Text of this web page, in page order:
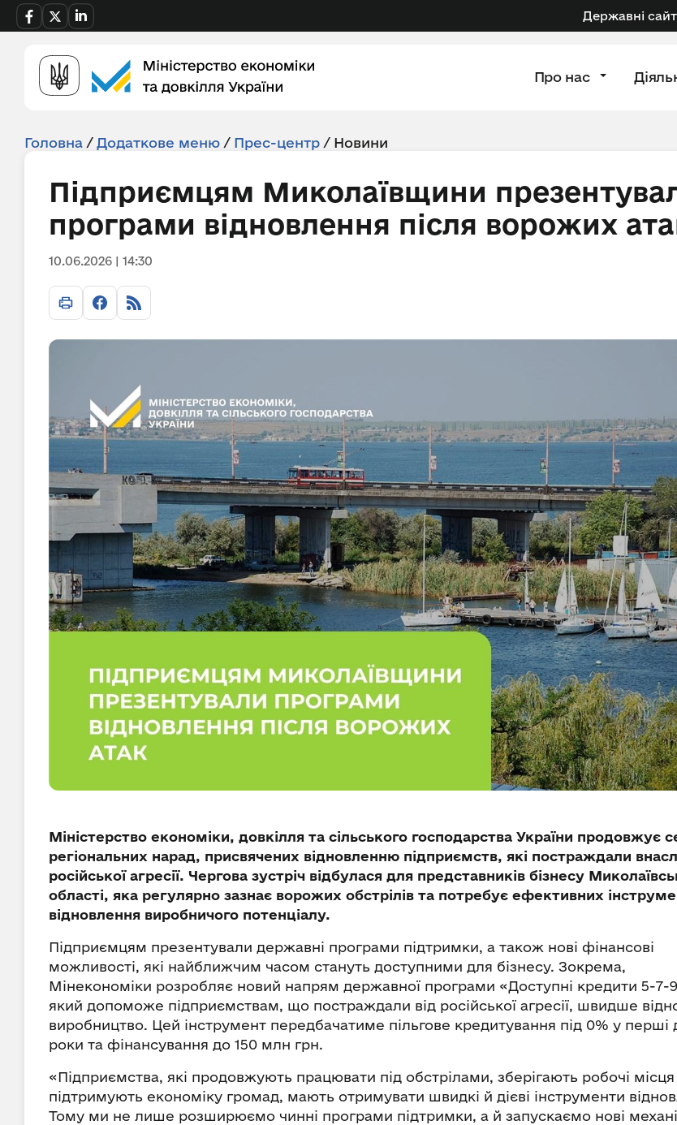
Державні
Про нас
Головна / Додаткове меню / Прес-центр / Новини
Підприємцям Миколаївщини
програми відновлення після ворожих
10.06.2026 | 14:30
Міністерство економіки, довкілля та сільського господарства України продовжує
регіональних нарад, присвячених відновленню підприємств, які постраждали
російської агресії. Чергова зустріч відбулася для представників бізнесу
області, яка регулярно зазнає ворожих обстрілів та потребує ефективних
відновлення виробничого потенціалу.
Підприємцям презентували державні програми підтримки, а також нові фінансові
можливості, які найближчим часом стануть доступними для бізнесу. Зокрема,
Мінекономіки розробляє новий напрям державної програми «Доступні кредити 5-7-
який допоможе підприємствам, що постраждали від російської агресії, швидше
виробництво. Цей інструмент передбачатиме пільгове кредитування під 0% у перші
роки та фінансування до 150 млн грн.
«Підприємства, які продовжують працювати під обстрілами, зберігають робочі місця
підтримують економіку громад, мають отримувати швидкі й дієві інструменти
Тому ми не лише розширюємо чинні програми підтримки, а й запускаємо нові